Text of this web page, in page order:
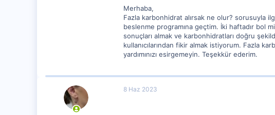
Merhaba,
Fazla karbonhidrat alırsak ne olur? sorusuyla
beslenme programına geçtim. İki haftadır bol
sonuçları almak ve karbonhidratları doğru
kullanıcılarından fikir almak istiyorum. Fazla
yardımınızı esirgemeyin. Teşekkür ederim.
8 Haz 2023